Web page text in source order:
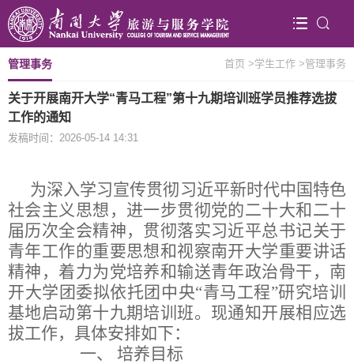
首页 >学生工作 >管理事务
管理事务
关于开展南开大学“青马工程”第十九期培训班学员推荐选拔
工作的通知
发稿时间：2026-05-14 14:31
为深入学习宣传贯彻习近平新时代中国特色
社会主义思想 ， 进一步贯彻党的二十大和二十
届历次全会精神，贯彻落实习近平总书记关于
青年工作的重要思想和视察南开大学重要讲话
精神， 着力为党培养和输送青年政治骨干， 南
开大学团委拟依托团中央“青马工程”研究培训
基地启动第十九期培训班。现通知开展相应选
拔工作，具体安排如下：
一、 培养目标